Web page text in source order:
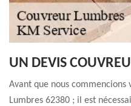
UN DEVIS
Avant que nous commencions
Lumbres 62380 ; il est